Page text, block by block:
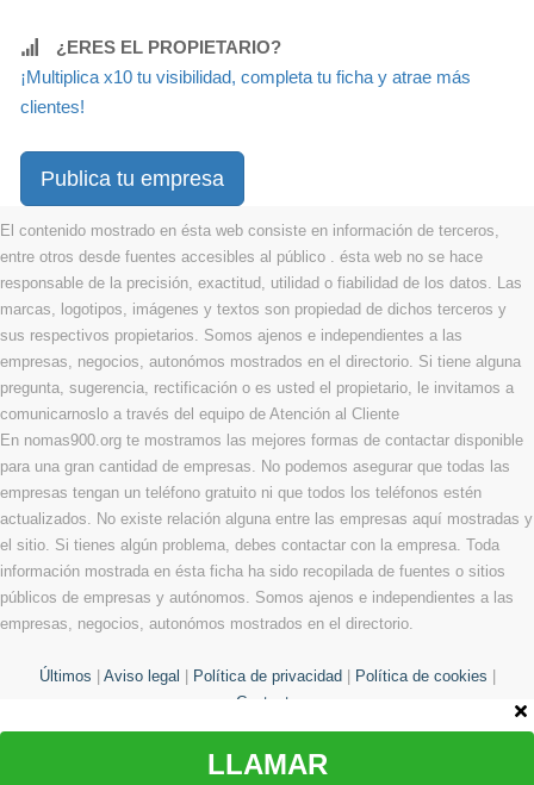
¿ERES EL PROPIETARIO?
¡Multiplica x10 tu visibilidad, completa tu ficha y atrae más
clientes!
Publica tu empresa
El contenido mostrado en ésta web consiste en información de terceros,
entre otros desde fuentes accesibles al público . ésta web no se hace
responsable de la precisión, exactitud, utilidad o fiabilidad de los datos. Las
marcas, logotipos, imágenes y textos son propiedad de dichos terceros y
sus respectivos propietarios. Somos ajenos e independientes a las
empresas, negocios, autonómos mostrados en el directorio. Si tiene alguna
pregunta, sugerencia, rectificación o es usted el propietario, le invitamos a
comunicarnoslo a través del equipo de Atención al Cliente
En nomas900.org te mostramos las mejores formas de contactar disponible
para una gran cantidad de empresas. No podemos asegurar que todas las
empresas tengan un teléfono gratuito ni que todos los teléfonos estén
actualizados. No existe relación alguna entre las empresas aquí mostradas y
el sitio. Si tienes algún problema, debes contactar con la empresa. Toda
información mostrada en ésta ficha ha sido recopilada de fuentes o sitios
públicos de empresas y autónomos. Somos ajenos e independientes a las
empresas, negocios, autonómos mostrados en el directorio.
Últimos Aviso legal Política de privacidad Política de cookies
Contacto
LLAMAR